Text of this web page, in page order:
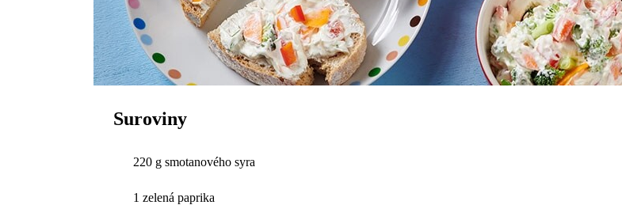
Suroviny
220 g smotanového syra
1 zelená paprika